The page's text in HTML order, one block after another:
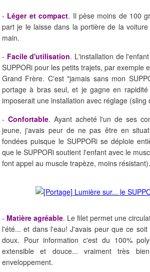
- Léger et compact. Il pèse moins de 100
part je le laisse dans la portière de la
main.
- Facile d'utilisation. L'installation de
SUPPORi pour les petits trajets, par exemple
Grand Frère. C'est "jamais sans mon
portage à bras seul, et je gagne en
imposerait une installation avec réglage (sling
- Confortable. Ayant acheté l'un de ses
jeune, j'avais peur de ne pas être en
fondées puisque le SUPPORi se déploie
que le SUPPORi soutient l'enfant avec le
font appel au muscle trapèze, moins résistant).
- Matière agréable. Le filet permet une
l'été... et dans l'eau! J'avais peur que ce
doux. Pour information c'est du 100%
extensible et douce... vraiment très
enveloppement.